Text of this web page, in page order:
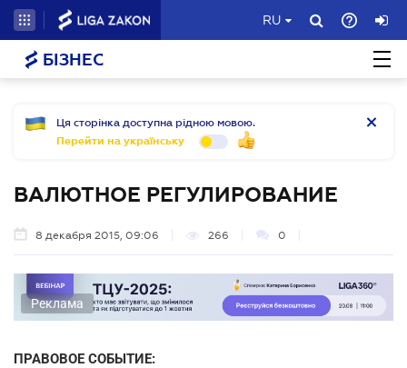
RU
БІЗНЕС
Ця сторінка доступна рідною мовою.
Перейти на українську
ВАЛЮТНОЕ РЕГУЛИРОВАНИЕ
8 декабря 2015, 09:06 266 0
Реклама
ПРАВОВОЕ СОБЫТИЕ: